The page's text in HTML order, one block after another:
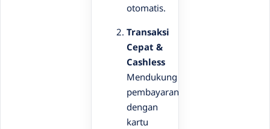
otomatis.
Transaksi
Cepat &
Cashless
Mendukung
pembayaran
dengan
kartu